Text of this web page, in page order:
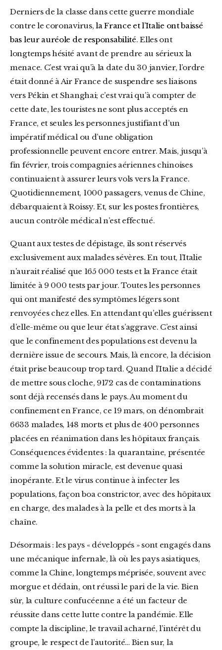
Derniers de la classe dans cette guerre mondiale
contre le coronavirus,la France et l’Italie ont baissé
bas leur auréole de responsabilité. Elles ont
longtemps hésité avant de prendre au sérieux la
menace. C’est vrai qu’à la date du 30 janvier, l’ordre
était donné à Air France de suspendre ses liaisons
vers Pékin et Shanghai; c’est vrai qu’à compter de
cette date, les touristes ne sont plus acceptés en
France, et seules les personnes justifiant d’un
impératif médical ou d’une obligation
professionnelle peuvent encore entrer. Mais, jusqu’à
fin février, trois compagnies aériennes chinoises
continuaient à assurer leurs vols vers la France.
Quotidiennement, 1000 passagers, venus de Chine,
débarquaient à Roissy. Et, sur les postes frontières,
aucun contrôle médical n’est effectué.
Quant aux testes de dépistage, ils sont réservés
exclusivement aux malades sévères. En tout, l’Italie
n’aurait réalisé que 165 000 tests et la France était
limitée à 9 000 tests par jour. Toutes les personnes
qui ont manifesté des symptômes légers sont
renvoyées chez elles. En attendant qu’elles guérissent
d’elle-même ou que leur état s’aggrave. C’est ainsi
que le confinement des populations est devenu la
dernière issue de secours. Mais, là encore, la décision
était prise beaucoup trop tard. Quand l’Italie a décidé
de mettre sous cloche, 9172 cas de contaminations
sont déjà recensés dans le pays. Au moment du
confinement en France, ce 19 mars, on dénombrait
6633 malades, 148 morts et plus de 400 personnes
placées en réanimation dans les hôpitaux français.
Conséquences évidentes : la quarantaine, présentée
comme la solution miracle, est devenue quasi
inopérante. Et le virus continue à infecter les
populations, façon boa constrictor, avec des hôpitaux
en charge, des malades à la pelle et des morts à la
chaîne.
Désormais : les pays « développés » sont engagés dans
une mécanique infernale, là où les pays asiatiques,
comme la Chine, longtemps méprisée, souvent avec
morgue et dédain, ont réussi le pari de la vie. Bien
sûr, la culture confucéenne a été un facteur de
réussite dans cette lutte contre la pandémie. Elle
compte la discipline, le travail acharné, l’intérêt du
groupe, le respect de l’autorité… Bien sur, la